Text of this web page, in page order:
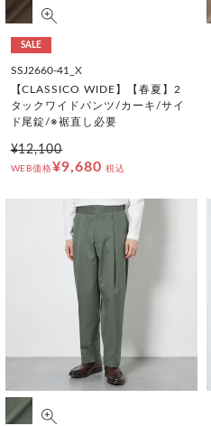
SALE
SSJ2660-41_X
【CLASSICO WIDE】【春夏】2
タックワイドパンツ/カーキ/サイ
ド尾錠/※裾直し必要
¥12,100
WEB価格¥9,680 税込